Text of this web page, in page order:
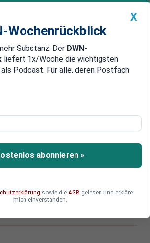
MEIN DWN: Geldanlage Premium
DWN-Magazin China
im Test:
je
CLA sieht nicht sofort nach
Blick aus. Doch unter der
erwachsener Viertürer.
X
Wochenrückblick
Substanz: Der DWN-
liefert 1x/Woche die wichtigsten
Podcast. Für alle, deren Postfach
abonnieren »
sowie die AGB gelesen und erkläre
mich einverstanden.